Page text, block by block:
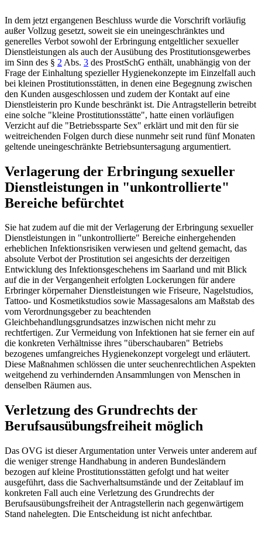
In dem jetzt ergangenen Beschluss wurde die Vorschrift vorläufig
außer Vollzug gesetzt, soweit sie ein uneingeschränktes und
generelles Verbot sowohl der Erbringung entgeltlicher sexueller
Dienstleistungen als auch der Ausübung des Prostitutionsgewerbes
im Sinn des § 2 Abs. 3 des ProstSchG enthält, unabhängig von der
Frage der Einhaltung spezieller Hygienekonzepte im Einzelfall auch
bei kleinen Prostitutionsstätten, in denen eine Begegnung zwischen
den Kunden ausgeschlossen und zudem der Kontakt auf eine
Dienstleisterin pro Kunde beschränkt ist. Die Antragstellerin betreibt
eine solche "kleine Prostitutionsstätte", hatte einen vorläufigen
Verzicht auf die "Betriebssparte Sex" erklärt und mit den für sie
weitreichenden Folgen durch diese nunmehr seit rund fünf Monaten
geltende uneingeschränkte Betriebsuntersagung argumentiert.
Verlagerung der Erbringung sexueller
Dienstleistungen in "unkontrollierte"
Bereiche befürchtet
Sie hat zudem auf die mit der Verlagerung der Erbringung sexueller
Dienstleistungen in "unkontrollierte" Bereiche einhergehenden
erheblichen Infektionsrisiken verwiesen und geltend gemacht, das
absolute Verbot der Prostitution sei angesichts der derzeitigen
Entwicklung des Infektionsgeschehens im Saarland und mit Blick
auf die in der Vergangenheit erfolgten Lockerungen für andere
Erbringer körpernaher Dienstleistungen wie Friseure, Nagelstudios,
Tattoo- und Kosmetikstudios sowie Massagesalons am Maßstab des
vom Verordnungsgeber zu beachtenden
Gleichbehandlungsgrundsatzes inzwischen nicht mehr zu
rechtfertigen. Zur Vermeidung von Infektionen hat sie ferner ein auf
die konkreten Verhältnisse ihres "überschaubaren" Betriebs
bezogenes umfangreiches Hygienekonzept vorgelegt und erläutert.
Diese Maßnahmen schlössen die unter seuchenrechtlichen Aspekten
weitgehend zu verhindernden Ansammlungen von Menschen in
denselben Räumen aus.
Verletzung des Grundrechts der
Berufsausübungsfreiheit möglich
Das OVG ist dieser Argumentation unter Verweis unter anderem auf
die weniger strenge Handhabung in anderen Bundesländern
bezogen auf kleine Prostitutionsstätten gefolgt und hat weiter
ausgeführt, dass die Sachverhaltsumstände und der Zeitablauf im
konkreten Fall auch eine Verletzung des Grundrechts der
Berufsausübungsfreiheit der Antragstellerin nach gegenwärtigem
Stand nahelegten. Die Entscheidung ist nicht anfechtbar.